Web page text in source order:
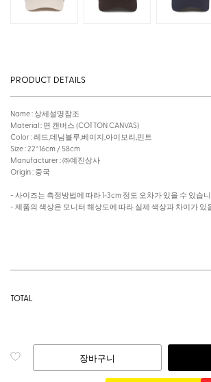
PRODUCT DETAILS
Name : 상세설명참조
Material : 면 캔버스 (COTTON CANVAS)
Color : 레드,데님블루,베이지,아이보리,민트
Size : 22*16cm / 58cm
Manufacturer : ㈜예진상사
Origin : 중국
- 사이즈는 측정방법에 따라 1~3cm 정도 오차가 있을 수 있습
- 제품의 색상은 모니터 해상도에 따라 실제 색상과 차이가 있
TOTAL
장바구니